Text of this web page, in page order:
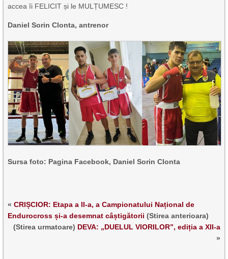
accea îi FELICIT și le MULȚUMESC !
Daniel Sorin Clonta, antrenor
Sursa foto: Pagina Facebook, Daniel Sorin Clonta
«CRIȘCIOR: Etapa a II-a, a Campionatului Național de
Endurocross și-a desemnat câștigătorii (Stirea anterioara)
(Stirea urmatoare) DEVA: „DUELUL VIORILOR”, ediția a XII-a
»